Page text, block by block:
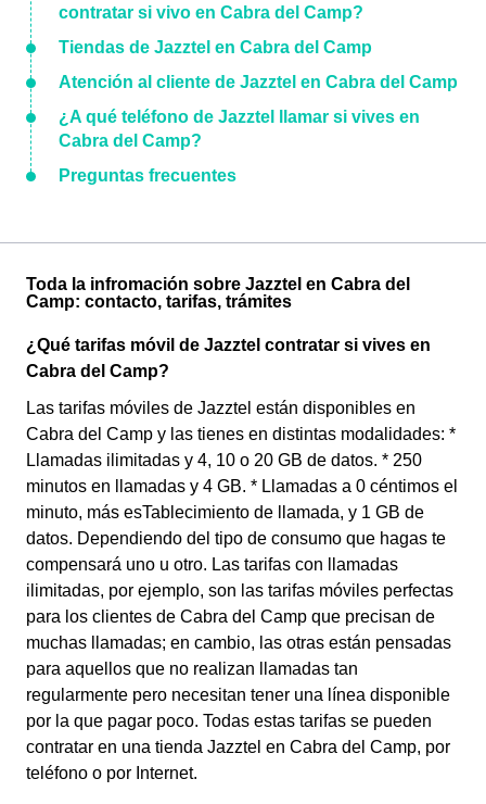
contratar si vivo en Cabra del Camp?
Tiendas de Jazztel en Cabra del Camp
Atención al cliente de Jazztel en Cabra del Camp
¿A qué teléfono de Jazztel llamar si vives en
Cabra del Camp?
Preguntas frecuentes
Toda la infromación sobre Jazztel en Cabra del
Camp: contacto, tarifas, trámites
¿Qué tarifas móvil de Jazztel contratar si vives en
Cabra del Camp?
Las tarifas móviles de Jazztel están disponibles en
Cabra del Camp y las tienes en distintas modalidades: *
Llamadas ilimitadas y 4, 10 o 20 GB de datos. * 250
minutos en llamadas y 4 GB. * Llamadas a 0 céntimos el
minuto, más esTablecimiento de llamada, y 1 GB de
datos. Dependiendo del tipo de consumo que hagas te
compensará uno u otro. Las tarifas con llamadas
ilimitadas, por ejemplo, son las tarifas móviles perfectas
para los clientes de Cabra del Camp que precisan de
muchas llamadas; en cambio, las otras están pensadas
para aquellos que no realizan llamadas tan
regularmente pero necesitan tener una línea disponible
por la que pagar poco. Todas estas tarifas se pueden
contratar en una tienda Jazztel en Cabra del Camp, por
teléfono o por Internet.